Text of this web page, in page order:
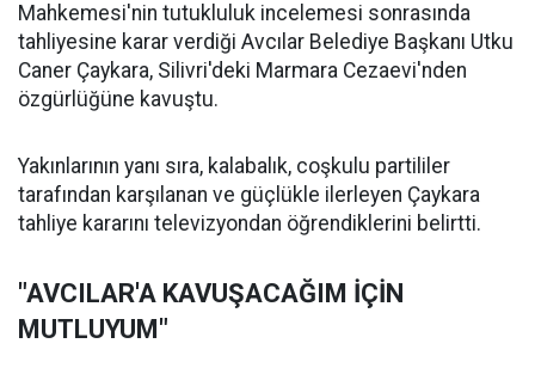
Mahkemesi'nin tutukluluk incelemesi sonrasında
tahliyesine karar verdiği Avcılar Belediye Başkanı Utku
Caner Çaykara, Silivri'deki Marmara Cezaevi'nden
özgürlüğüne kavuştu.
Yakınlarının yanı sıra, kalabalık, coşkulu partililer
tarafından karşılanan ve güçlükle ilerleyen Çaykara
tahliye kararını televizyondan öğrendiklerini belirtti.
"AVCILAR'A KAVUŞACAĞIM İÇİN
MUTLUYUM"